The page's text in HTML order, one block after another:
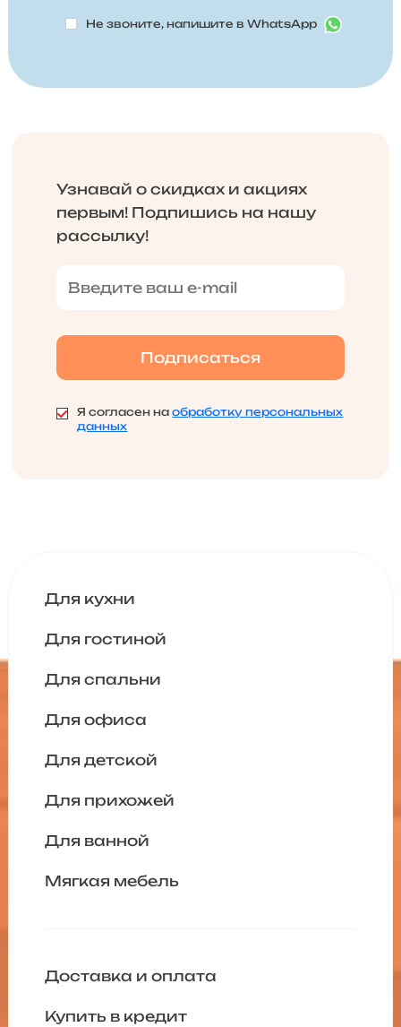
Не звоните, напишите в WhatsApp
Узнавай о скидках и акциях
первым! Подпишись на нашу
рассылку!
Я согласен наобработку персональных
данных
Для кухни
Для гостиной
Для спальни
Для офиса
Для детской
Для прихожей
Для ванной
Мягкая мебель
Доставка и оплата
Купить в кредит